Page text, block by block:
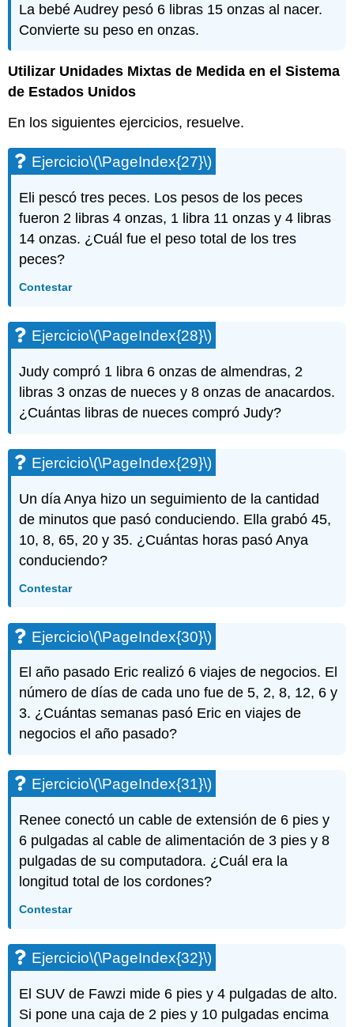
Autocomprobación
La bebé Audrey pesó 6 libras 15 onzas al nacer.
Convierte su peso en onzas.
Utilizar Unidades Mixtas de Medida en el Sistema
de Estados Unidos
En los siguientes ejercicios, resuelve.
Ejercicio\(\PageIndex{27}\)
Eli pescó tres peces. Los pesos de los peces
fueron 2 libras 4 onzas, 1 libra 11 onzas y 4 libras
14 onzas. ¿Cuál fue el peso total de los tres
peces?
Contestar
Ejercicio\(\PageIndex{28}\)
Judy compró 1 libra 6 onzas de almendras, 2
libras 3 onzas de nueces y 8 onzas de anacardos.
¿Cuántas libras de nueces compró Judy?
Ejercicio\(\PageIndex{29}\)
Un día Anya hizo un seguimiento de la cantidad
de minutos que pasó conduciendo. Ella grabó 45,
10, 8, 65, 20 y 35. ¿Cuántas horas pasó Anya
conduciendo?
Contestar
Ejercicio\(\PageIndex{30}\)
El año pasado Eric realizó 6 viajes de negocios. El
número de días de cada uno fue de 5, 2, 8, 12, 6 y
3. ¿Cuántas semanas pasó Eric en viajes de
negocios el año pasado?
Ejercicio\(\PageIndex{31}\)
Renee conectó un cable de extensión de 6 pies y
6 pulgadas al cable de alimentación de 3 pies y 8
pulgadas de su computadora. ¿Cuál era la
longitud total de los cordones?
Contestar
Ejercicio\(\PageIndex{32}\)
El SUV de Fawzi mide 6 pies y 4 pulgadas de alto.
Si pone una caja de 2 pies y 10 pulgadas encima